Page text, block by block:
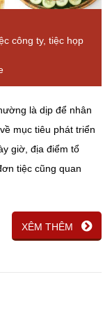
công ty, tiệc họp
là dịp để nhân
mục tiêu phát triển
giờ, địa điểm tổ
tiệc cũng quan
XÊM THÊM